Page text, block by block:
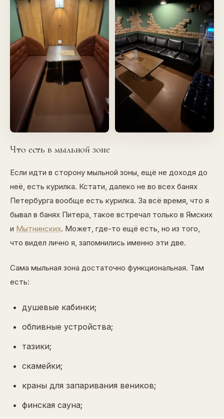
Что есть в мыльной зоне
Если идти в сторону мыльной зоны, ещё не доходя до
неё, есть курилка. Кстати, далеко не во всех банях
Петербурга вообще есть курилка. За всё время, что я
бывал в банях Питера, такое встречал только в Ямских
и Мытнинских. Может, где-то ещё есть, но из того,
что видел лично я, запомнились именно эти две.
Сама мыльная зона достаточно функциональная. Там
есть:
душевые кабинки;
обливные устройства;
тазики;
скамейки;
краны для запаривания веников;
финская сауна;